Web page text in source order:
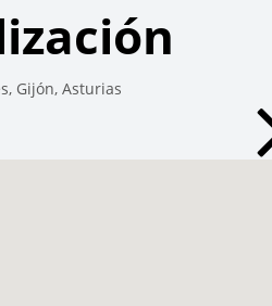
Gijón, Asturias